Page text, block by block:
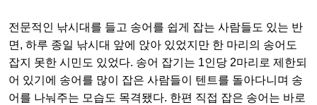
전문적인 낚시대를 들고 송어를 쉽게 잡는 사람들도 있는 반
면, 하루 종일 낚시대 앞에 앉아 있었지만 한 마리의 송어도
잡지 못한 시민도 있었다. 송어 잡기는 1인당 2마리로 제한되
어 있기에 송어를 많이 잡은 사람들이 텐트를 돌아다니며 송
어를 나눠주는 모습도 목격됐다. 한편 직접 잡은 송어는 바로